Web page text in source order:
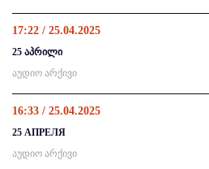
17:22 / 25.04.2025
25 აპრილი
აუდიო არქივი
16:33 / 25.04.2025
25 АПРЕЛЯ
აუდიო არქივი